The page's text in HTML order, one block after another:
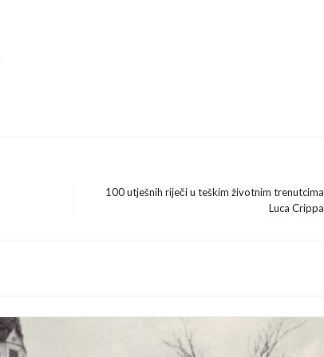
100 utješnih riječi u teškim životnim trenutcima
Luca Crippa